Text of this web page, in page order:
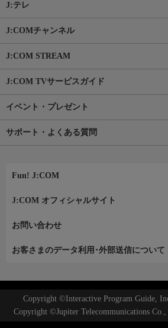
J:テレ
J:COMチャンネル
J:COM STREAM
J:COM TVサービスガイド
イベント・プレゼント
サポート・よくある質問
Fun! J:COM
J:COM オフィシャルサイト
お問い合わせ
お客さまのデータ利用･外部送信について
Copyright ©Interactive Program Guide,
Copyright ©Jupiter Telecommunications